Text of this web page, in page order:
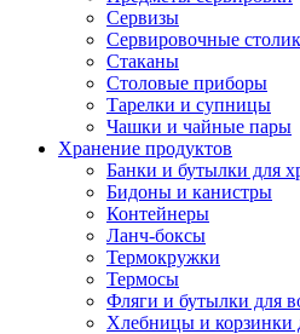
Сервизы
Сервировочные
Стаканы
Столовые приборы
Тарелки и супницы
Чашки и чайные пары
Хранение продуктов
Банки и бутылки для
Бидоны и канистры
Контейнеры
Ланч-боксы
Термокружки
Термосы
Фляги и бутылки для
Хлебницы и корзинки